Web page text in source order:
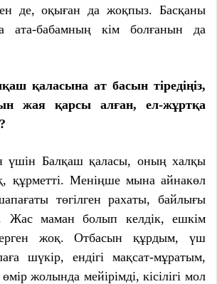
де, оқыған да жоқпыз. Басқаны
ата-бабамның кім болғанын да
қаласына ат басын тіредіңіз,
жая қарсы алған, ел-жұртқа
үшін Балқаш қаласы, оның халқы
құрметті. Меніңше мына айнакөл
төгілген рахаты, байлығы
Жас маман болып келдік, ешкім
жоқ. Отбасын құрдым, үш
шүкір, ендігі мақсат-мұратым,
жолында мейірімді, кісілігі мол